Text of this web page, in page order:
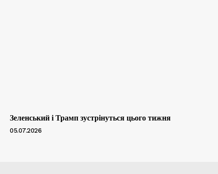
Зеленський і Трамп зустрінуться цього тижня
05.07.2026